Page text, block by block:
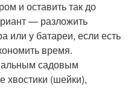
и оставить так до
— разложить
или у батареи, если есть
время.
садовым
хвостики (шейки),